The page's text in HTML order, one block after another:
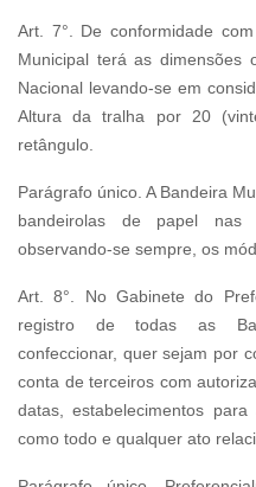
Art. 7°. De conformidade
Municipal terá as dimensões
Nacional levando-se em
Altura da tralha por 20
retângulo.
Parágrafo único. A Bandeira
bandeirolas de papel nas
observando-se sempre, os
Art. 8°. No Gabinete do
registro de todas as
confeccionar, quer sejam por
conta de terceiros com
datas, estabelecimentos
como todo e qualquer ato